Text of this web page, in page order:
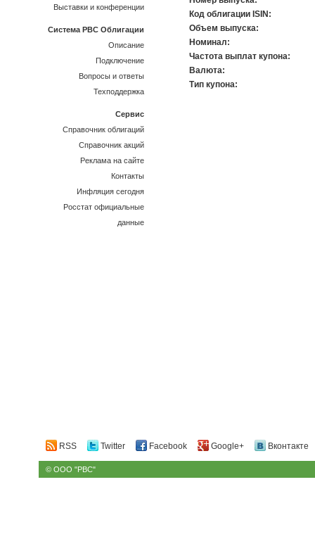
Код облигации ISIN:
Объем выпуска:
Номинал:
Частота выплат купона:
Валюта:
Тип купона:
Выставки и конференции
Система РВС Облигации
Описание
Подключение
Вопросы и ответы
Техподдержка
Сервис
Справочник облигаций
Справочник акций
Реклама на сайте
Контакты
Инфляция сегодня
Росстат официальные
данные
RSS Twitter Facebook Google+ Вконтакте
© ООО "РВС"